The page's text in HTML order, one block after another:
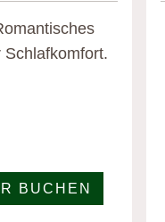
BUCHEN